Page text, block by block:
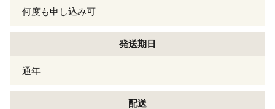
何度も申し込み可
発送期日
通年
配送